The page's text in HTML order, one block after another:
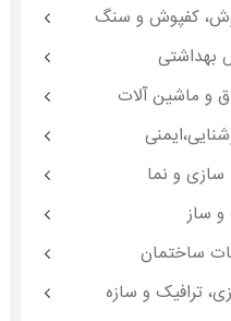
کفپوش و سنگ
بهداشتی
و ماشین آلات
و نما
ساز
ساختمان
ترافیک و سازه